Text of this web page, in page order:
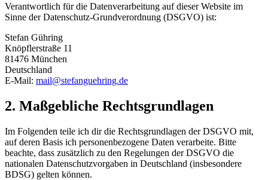
Verantwortlich für die Datenverarbeitung auf dieser Website im
Sinne der Datenschutz-Grundverordnung (DSGVO) ist:
Stefan Gühring
Knöpflerstraße 11
81476 München
Deutschland
E-Mail: mail@stefanguehring.de
2. Maßgebliche Rechtsgrundlagen
Im Folgenden teile ich dir die Rechtsgrundlagen der DSGVO mit,
auf deren Basis ich personenbezogene Daten verarbeite. Bitte
beachte, dass zusätzlich zu den Regelungen der DSGVO die
nationalen Datenschutzvorgaben in Deutschland (insbesondere
BDSG) gelten können.